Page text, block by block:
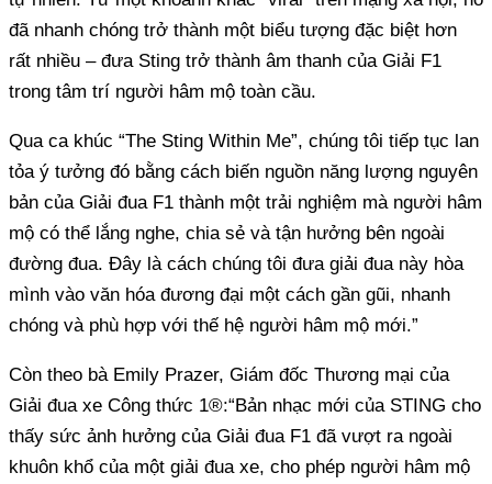
đã nhanh chóng trở thành một biểu tượng đặc biệt hơn
rất nhiều – đưa Sting trở thành âm thanh của Giải F1
trong tâm trí người hâm mộ toàn cầu.
Qua ca khúc “The Sting Within Me”, chúng tôi tiếp tục lan
tỏa ý tưởng đó bằng cách biến nguồn năng lượng nguyên
bản của Giải đua F1 thành một trải nghiệm mà người hâm
mộ có thể lắng nghe, chia sẻ và tận hưởng bên ngoài
đường đua. Đây là cách chúng tôi đưa giải đua này hòa
mình vào văn hóa đương đại một cách gần gũi, nhanh
chóng và phù hợp với thế hệ người hâm mộ mới.”
Còn theo bà Emily Prazer, Giám đốc Thương mại của
Giải đua xe Công thức 1®:“Bản nhạc mới của STING cho
thấy sức ảnh hưởng của Giải đua F1 đã vượt ra ngoài
khuôn khổ của một giải đua xe, cho phép người hâm mộ